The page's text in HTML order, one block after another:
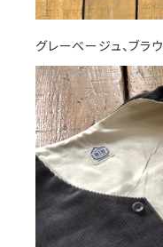
グレーベージュ、ブラ